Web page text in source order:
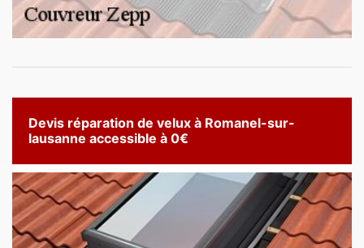
Devis réparation de velux à Romanel-sur-
lausanne accessible à 0€